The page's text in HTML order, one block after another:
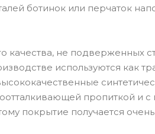
ботинок или перчаток
качества, не подверженных
используются как
пропиткой и
покрытие получается